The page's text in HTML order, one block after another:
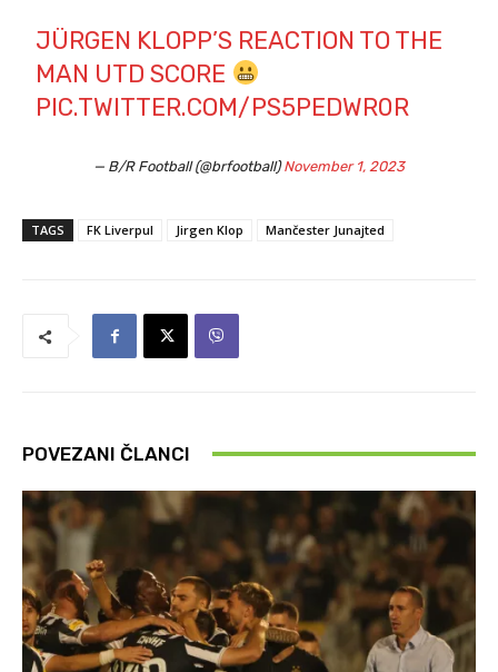
JÜRGEN KLOPP’S REACTION TO THE
MAN UTD SCORE
PIC.TWITTER.COM/PS5PEDWR0R
— B/R Football (@brfootball)November 1, 2023
TAGS FK Liverpul Jirgen Klop Mančester Junajted
POVEZANI ČLANCI